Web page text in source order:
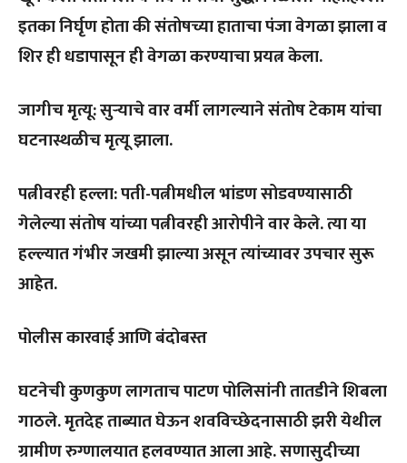
इतका निर्घृण होता की संतोषच्या हाताचा पंजा वेगळा झाला व
शिर ही धडापासून ही वेगळा करण्याचा प्रयत्न केला.
जागीच मृत्यू: सुऱ्याचे वार वर्मी लागल्याने संतोष टेकाम यांचा
घटनास्थळीच मृत्यू झाला.
पत्नीवरही हल्ला: पती-पत्नीमधील भांडण सोडवण्यासाठी
गेलेल्या संतोष यांच्या पत्नीवरही आरोपीने वार केले. त्या या
हल्ल्यात गंभीर जखमी झाल्या असून त्यांच्यावर उपचार सुरू
आहेत.
पोलीस कारवाई आणि बंदोबस्त
घटनेची कुणकुण लागताच पाटण पोलिसांनी तातडीने शिबला
गाठले. मृतदेह ताब्यात घेऊन शवविच्छेदनासाठी झरी येथील
ग्रामीण रुग्णालयात हलवण्यात आला आहे. सणासुदीच्या